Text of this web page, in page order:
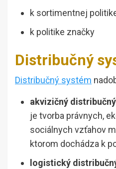
k sortimentnej
k politike značky
Distribučný
Distribučný systém
akvizičný
je tvorba právnych,
sociálnych vzťahov
ktorom dochádza k
logistický